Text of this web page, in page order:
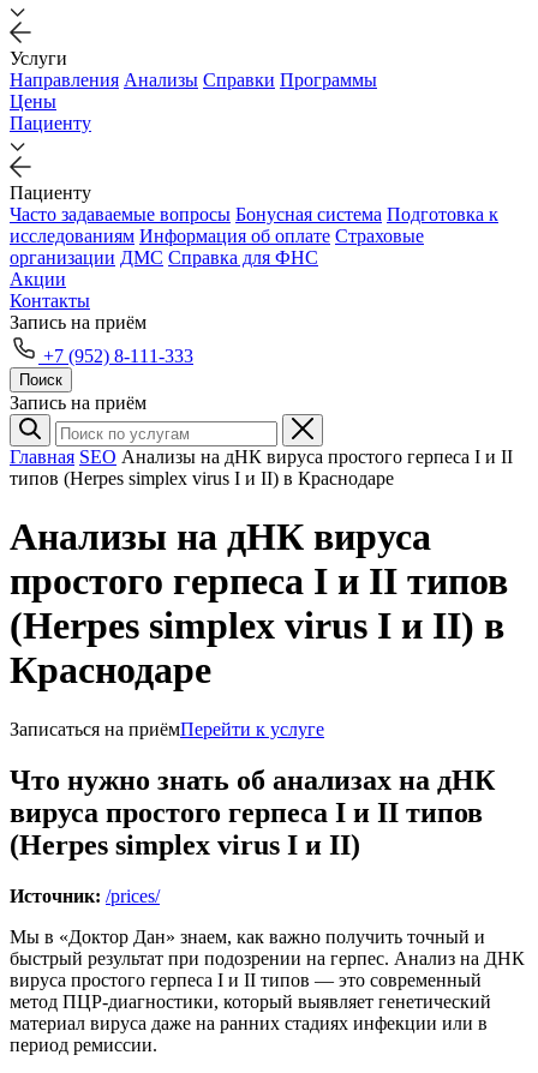
Услуги
Направления Анализы Справки Программы
Цены
Пациенту
Пациенту
Часто задаваемые вопросы Бонусная система Подготовка к
исследованиям Информация об оплате Страховые
организации ДМС Справка для ФНС
Акции
Контакты
Запись на приём
+7 (952) 8-111-333
Поиск
Запись на приём
Главная SEO Анализы на дНК вируса простого герпеса I и II
типов (Herpes simplex virus I и II) в Краснодаре
Анализы на дНК вируса
простого герпеса I и II типов
(Herpes simplex virus I и II) в
Краснодаре
Записаться на приёмПерейти к услуге
Что нужно знать об анализах на дНК
вируса простого герпеса I и II типов
(Herpes simplex virus I и II)
Источник: /prices/
Мы в «Доктор Дан» знаем, как важно получить точный и
быстрый результат при подозрении на герпес. Анализ на ДНК
вируса простого герпеса I и II типов — это современный
метод ПЦР-диагностики, который выявляет генетический
материал вируса даже на ранних стадиях инфекции или в
период ремиссии.